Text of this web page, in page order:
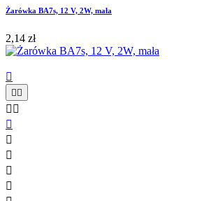
Żarówka BA7s, 12 V, 2W, mała
2,14 zł

 
 




